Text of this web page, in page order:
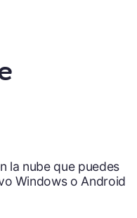
la nube que puedes
Windows o Android